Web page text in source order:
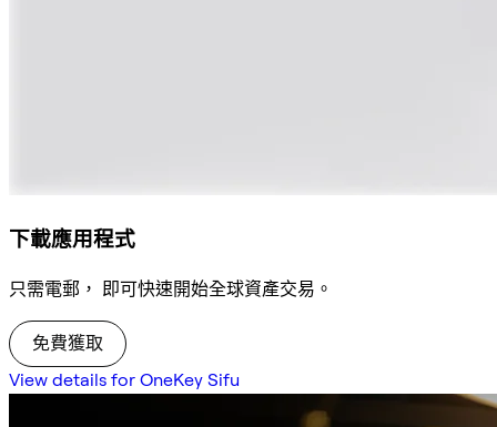
下載應用程式
只需電郵， 即可快速開始全球資產交易。
免費獲取
View details for OneKey Sifu